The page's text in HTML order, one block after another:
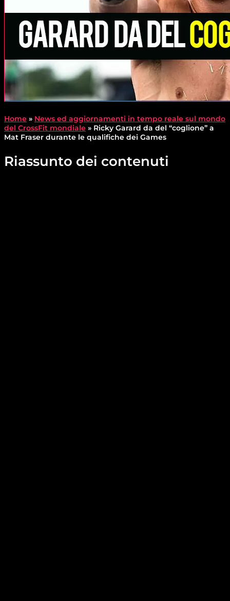
Home » News ed aggiornamenti in tempo reale sul mondo
del CrossFit mondiale » Ricky Garard da del “coglione” a
Mat Fraser durante le qualifiche dei Games
Riassunto dei contenuti